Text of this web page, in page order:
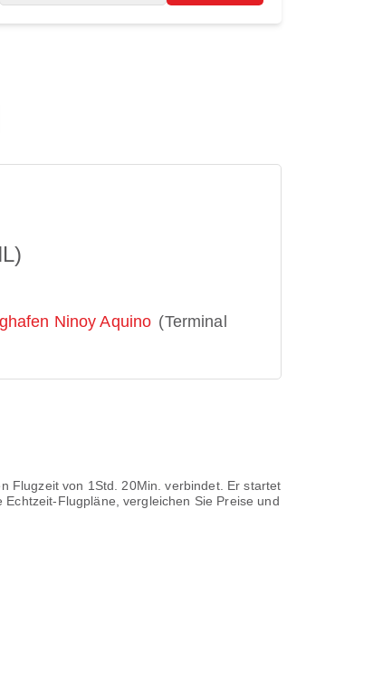
Ninoy Aquino (Terminal
Flugzeit von 1Std. 20Min. verbindet. Er startet
Echtzeit-Flugpläne, vergleichen Sie Preise und